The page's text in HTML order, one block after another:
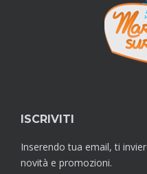
ISCRIVITI
Inserendo tua email, ti
novità e promozioni.